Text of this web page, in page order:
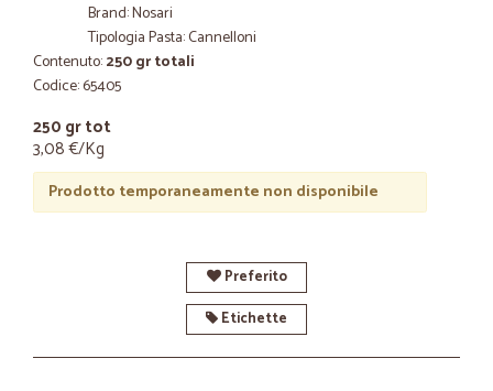
Brand: Nosari
Tipologia Pasta: Cannelloni
Contenuto:250 gr totali
Codice: 65405
250 gr tot
3,08 €/Kg
Prodotto temporaneamente non disponibile
Preferito
Etichette